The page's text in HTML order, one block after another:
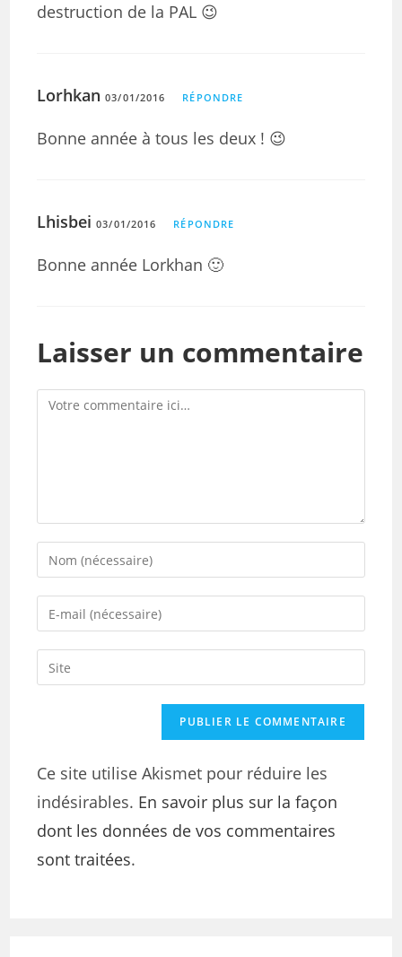
destruction de la PAL 😉
Lorhkan 03/01/2016 RÉPONDRE
Bonne année à tous les deux ! 😉
Lhisbei 03/01/2016 RÉPONDRE
Bonne année Lorkhan 🙂
Laisser un commentaire
Ce site utilise Akismet pour réduire les
indésirables. En savoir plus sur la façon
dont les données de vos commentaires
sont traitées.